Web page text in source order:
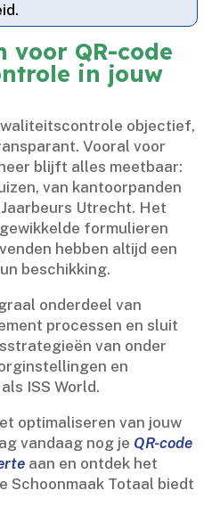
voor QR-code
in jouw
objectief,
Vooral voor
blijft alles meetbaar:
van kantoorpanden
Utrecht.​ Het
formulieren
hebben altijd een
beschikking.​
onderdeel van
processen en sluit
van onder
en
ISS World.​
optimaliseren van jouw
vandaag nog je QR-code
aan en ontdek het
Schoonmaak Totaal biedt